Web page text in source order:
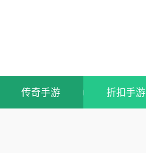
传奇手游 折扣手游